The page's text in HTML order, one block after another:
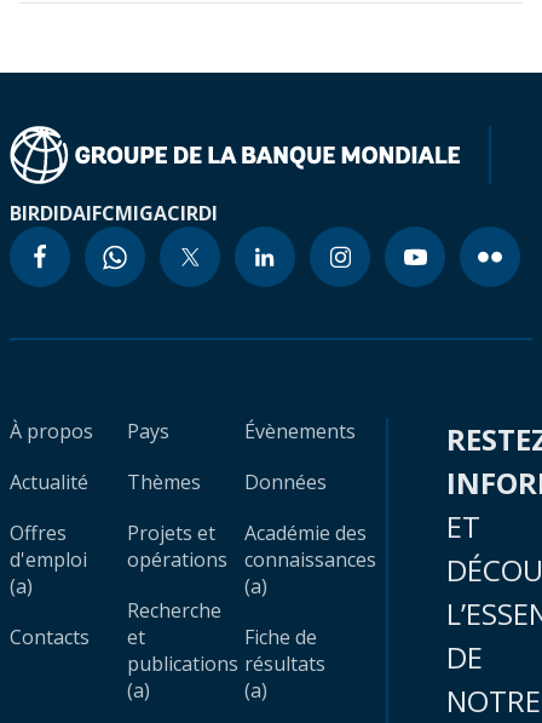
BIRDIDAIFCMIGACIRDI
À propos
Actualité
Offres
d'emploi
(a)
Contacts
Pays
Thèmes
Projets et
opérations
Recherche
et
publications
(a)
Évènements
Données
Académie des
connaissances
(a)
Fiche de
résultats
(a)
ET
DE
NOTRE